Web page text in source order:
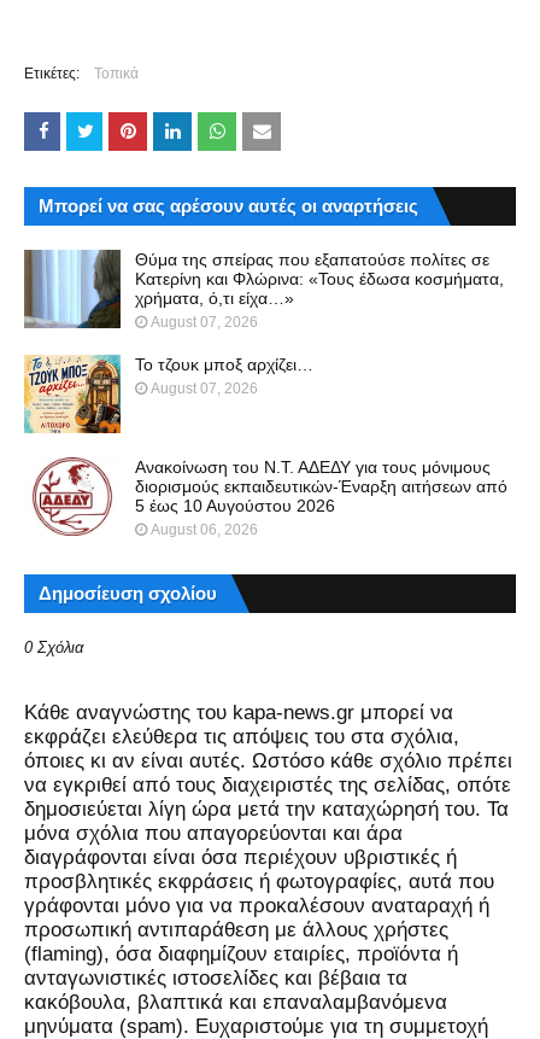
Ετικέτες: Τοπικά
Μπορεί να σας αρέσουν αυτές οι αναρτήσεις
Θύμα της σπείρας που εξαπατούσε πολίτες σε
Κατερίνη και Φλώρινα: «Τους έδωσα κοσμήματα,
χρήματα, ό,τι είχα…»
August 07, 2026
Το τζουκ μπoξ αρχίζει…
August 07, 2026
Ανακοίνωση του Ν.Τ. ΑΔΕΔΥ για τους μόνιμους
διορισμούς εκπαιδευτικών-Έναρξη αιτήσεων από
5 έως 10 Αυγούστου 2026
August 06, 2026
Δημοσίευση σχολίου
0 Σχόλια
Kάθε αναγνώστης του kapa-news.gr μπορεί να
εκφράζει ελεύθερα τις απόψεις του στα σχόλια,
όποιες κι αν είναι αυτές. Ωστόσο κάθε σχόλιο πρέπει
να εγκριθεί από τους διαχειριστές της σελίδας, οπότε
δημοσιεύεται λίγη ώρα μετά την καταχώρησή του. Τα
μόνα σχόλια που απαγορεύονται και άρα
διαγράφονται είναι όσα περιέχουν υβριστικές ή
προσβλητικές εκφράσεις ή φωτογραφίες, αυτά που
γράφονται μόνο για να προκαλέσουν αναταραχή ή
προσωπική αντιπαράθεση με άλλους χρήστες
(flaming), όσα διαφημίζουν εταιρίες, προϊόντα ή
ανταγωνιστικές ιστοσελίδες και βέβαια τα
κακόβουλα, βλαπτικά και επαναλαμβανόμενα
μηνύματα (spam). Ευχαριστούμε για τη συμμετοχή